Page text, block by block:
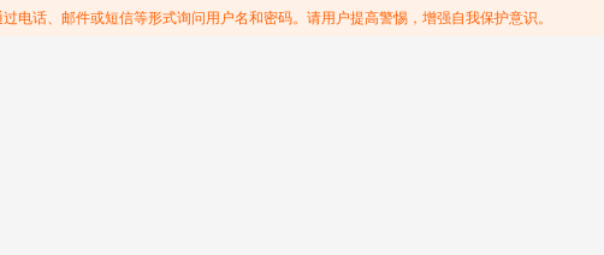
话、邮件或短信等形式询问用户名和密码。请用户提高警惕，增强自我保护意识。